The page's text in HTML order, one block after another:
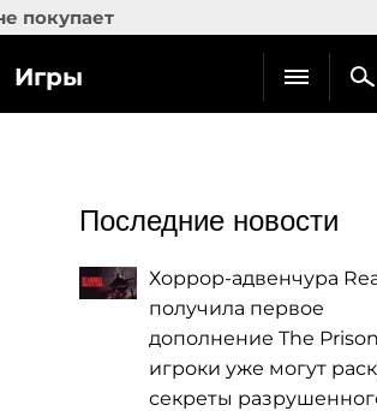
покупает
Игры
Последние новости
Хоррор-адвенчура
получила первое
дополнение The
игроки уже могут
секреты